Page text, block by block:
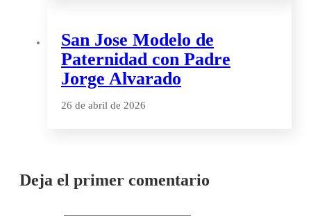
San Jose Modelo de
Paternidad con Padre
Jorge Alvarado
26 de abril de 2026
Deja el primer comentario